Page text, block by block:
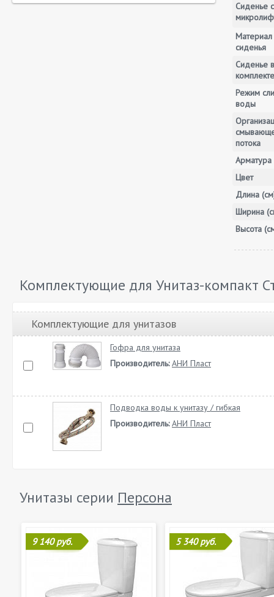
Сиденье с
Материал
сиденья
Сиденье в
комплекте
Режим
воды
потока
Арматура
Цвет
Длина
Ширина
Высота
Комплектующие для Унитаз-компакт
Комплектующие для унитазов
Гофра для унитаза
Производитель: АНИ Пласт
Подводка воды к унитазу / гибкая
Производитель: АНИ Пласт
Унитазы серии Персона
9 140 руб. 5 340 руб.